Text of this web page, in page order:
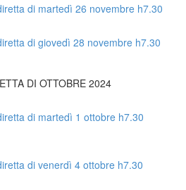
di martedì 26 novembre h7.30
di giovedì 28 novembre h7.30
DI OTTOBRE 2024
di martedì 1 ottobre h7.30
di venerdì 4 ottobre h7.30